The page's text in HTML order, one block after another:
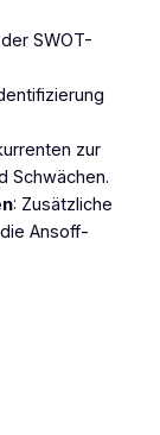
SWOT-
zur
Schwächen.
: Zusätzliche
Ansoff-